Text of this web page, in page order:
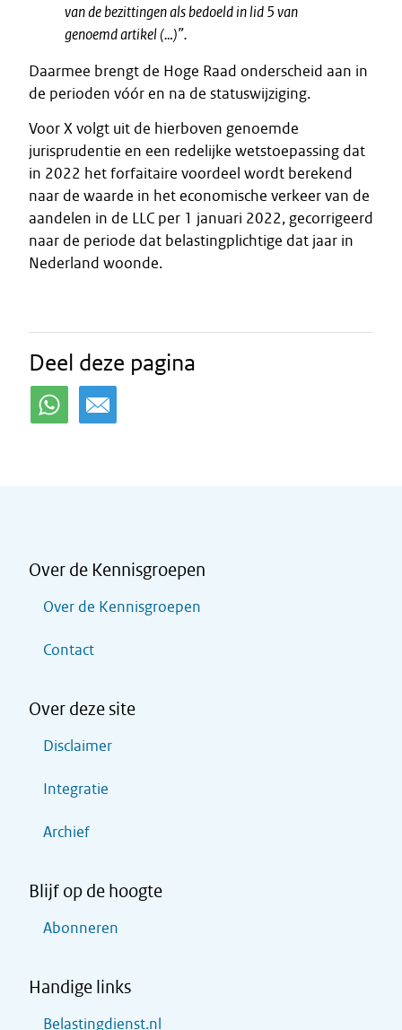
van de bezittingen als bedoeld in lid 5 van
genoemd artikel (…)”.
Daarmee brengt de Hoge Raad onderscheid aan in
de perioden vóór en na de statuswijziging.
Voor X volgt uit de hierboven genoemde
jurisprudentie en een redelijke wetstoepassing dat
in 2022 het forfaitaire voordeel wordt berekend
naar de waarde in het economische verkeer van de
aandelen in de LLC per 1 januari 2022, gecorrigeerd
naar de periode dat belastingplichtige dat jaar in
Nederland woonde.
Deel deze pagina
Over de Kennisgroepen
Over de Kennisgroepen
Contact
Over deze site
Disclaimer
Integratie
Archief
Blijf op de hoogte
Abonneren
Handige links
Belastingdienst.nl